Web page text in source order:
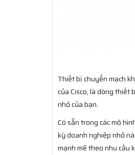
Thiết bị chuyển mạch
của Cisco, là dòng thiết
nhỏ của bạn.
Có sẵn trong các mô
kỳ doanh nghiệp nhỏ
mạnh mẽ theo nhu cầu